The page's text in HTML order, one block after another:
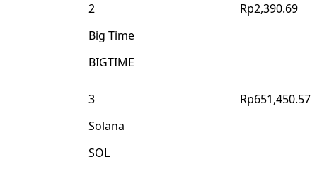
2
Rp2,390.69
Big Time
BIGTIME
3
Rp651,450.57
Solana
SOL